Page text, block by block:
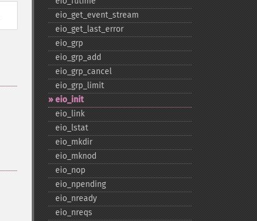
eio_​get_​event_​stream
eio_​get_​last_​error
eio_​grp
eio_​grp_​add
eio_​grp_​cancel
eio_​grp_​limit
eio_​init
eio_​link
eio_​lstat
eio_​mkdir
eio_​mknod
eio_​nop
eio_​npending
eio_​nready
eio_​nreqs